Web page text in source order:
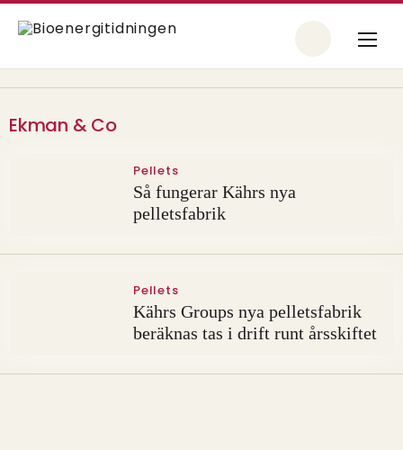
Ekman & Co
Pellets
Så fungerar Kährs nya
pelletsfabrik
Pellets
Kährs Groups nya pelletsfabrik
beräknas tas i drift runt årsskiftet